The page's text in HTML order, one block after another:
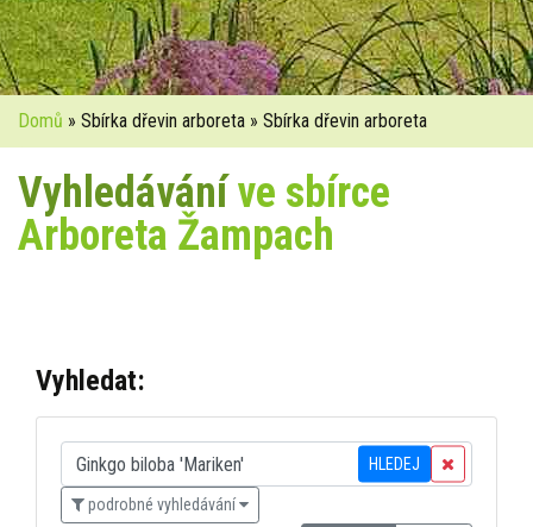
Domů » Sbírka dřevin arboreta » Sbírka dřevin arboreta
Vyhledáváníve sbírce
Arboreta Žampach
Vyhledat:
HLEDEJ
podrobné vyhledávání